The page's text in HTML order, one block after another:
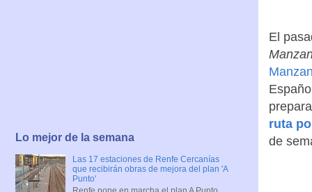
El
ruta
de
Lo mejor de la semana
Las 17 estaciones de Renfe Cercanías
que recibirán obras de mejora del plan 'A
Punto'